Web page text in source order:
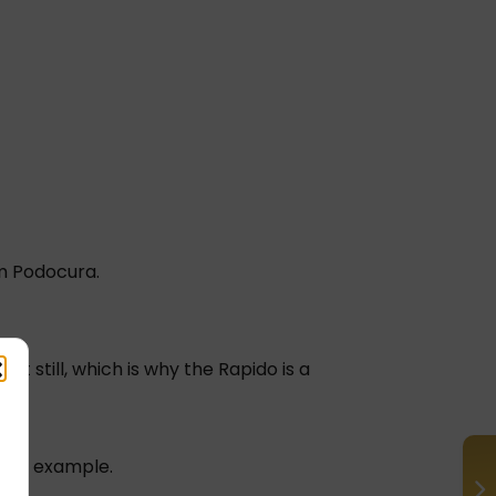
Podocura.
still, which is why the Rapido is a
example.